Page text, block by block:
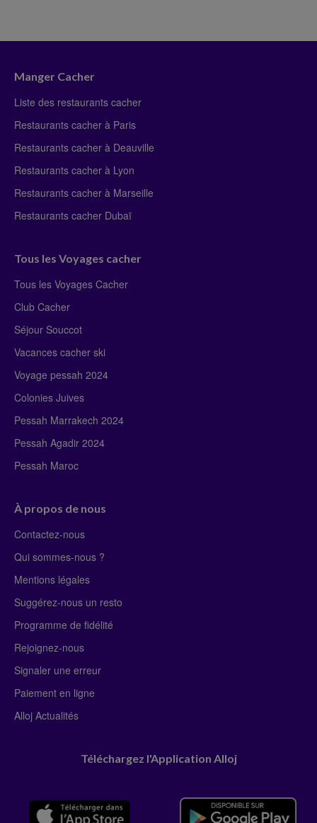
Manger Cacher
Liste des restaurants cacher
Restaurants cacher à Paris
Restaurants cacher à Deauville
Restaurants cacher à Lyon
Restaurants cacher à Marseille
Restaurants cacher Dubaï
Tous les Voyages cacher
Tous les Voyages Cacher
Club Cacher
Séjour Souccot
Vacances cacher ski
Voyage pessah 2024
Colonies Juives
Pessah Marrakech 2024
Pessah Agadir 2024
Pessah Maroc
À propos de nous
Contactez-nous
Qui sommes-nous ?
Mentions légales
Suggérez-nous un resto
Programme de fidélité
Rejoignez-nous
Signaler une erreur
Paiement en ligne
Alloj Actualités
Téléchargez l'Application Alloj